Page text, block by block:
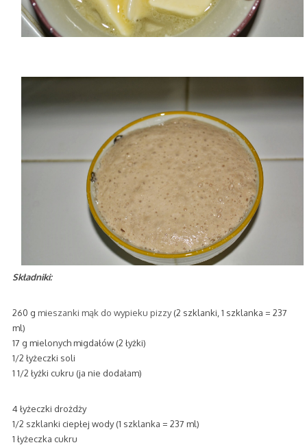
Składniki:
260 g mieszanki mąk do wypieku pizzy(2 szklanki, 1 szklanka = 237
ml)
17 g mielonych migdałów (2 łyżki)
1/2 łyżeczki soli
1 1/2 łyżki cukru (ja nie dodałam)
4 łyżeczki drożdży
1/2 szklanki ciepłej wody (1 szklanka = 237 ml)
1 łyżeczka cukru